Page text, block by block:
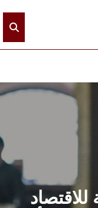
الرئيسيـة
القطاعـات
الشئون الأكاديمية
للاقتصاد